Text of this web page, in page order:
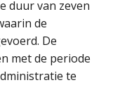
duur van zeven
de
De
met de periode
te